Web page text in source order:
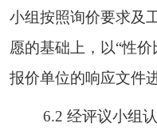
小组按照询价要求及
愿的基础上，以“性
报价单位的响应文件
6.2 经评议小组